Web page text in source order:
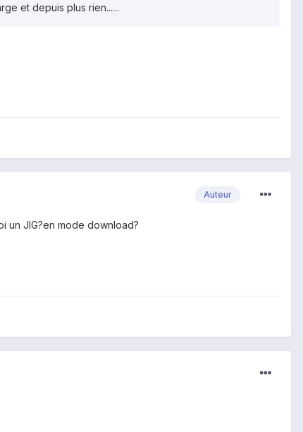
et depuis plus rien......
Auteur
un JIG?en mode download?